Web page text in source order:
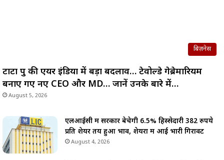
बिज़नेस
टाटा ग्रुप की एयर इंडिया में बड़ा बदलाव… टेवोल्डे गेब्रेमारियम
बनाए गए नए CEO और MD… जानें उनके बारे में…
August 5, 2026
एलआईसी में सरकार बेचेगी 6.5% हिस्सेदारी 382 रुपये
प्रति शेयर तय हुआ भाव, शेयरों में आई भारी गिरावट
August 4, 2026